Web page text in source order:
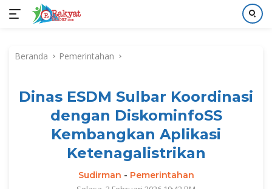
kontenBeranda Pemerintahan
Dinas ESDM Sulbar Koordinasi
dengan DiskominfoSS
Kembangkan Aplikasi
Ketenagalistrikan
Sudirman - Pemerintahan